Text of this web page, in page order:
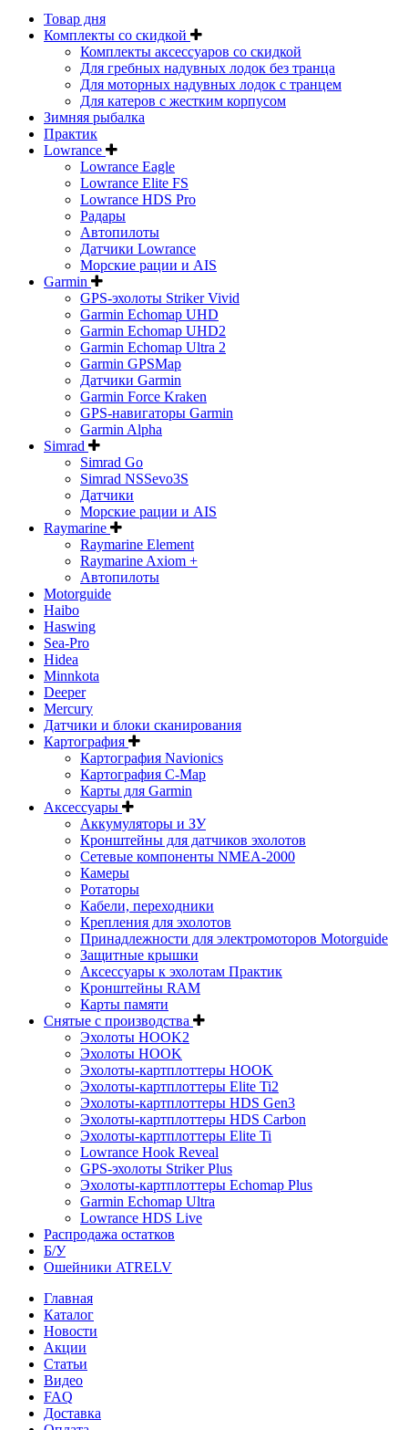
Товар дня
Комплекты со скидкой
Комплекты аксессуаров со скидкой
Для гребных надувных лодок без транца
Для моторных надувных лодок с транцем
Для катеров с жестким корпусом
Зимняя рыбалка
Практик
Lowrance
Lowrance Eagle
Lowrance Elite FS
Lowrance HDS Pro
Радары
Автопилоты
Датчики Lowrance
Морские рации и AIS
Garmin
GPS-эхолоты Striker Vivid
Garmin Echomap UHD
Garmin Echomap UHD2
Garmin Echomap Ultra 2
Garmin GPSMap
Датчики Garmin
Garmin Force Kraken
GPS-навигаторы Garmin
Garmin Alpha
Simrad
Simrad Go
Simrad NSSevo3S
Датчики
Морские рации и AIS
Raymarine
Raymarine Element
Raymarine Axiom +
Автопилоты
Motorguide
Haibo
Haswing
Sea-Pro
Hidea
Minnkota
Deeper
Mercury
Датчики и блоки сканирования
Картография
Картография Navionics
Картография C-Map
Карты для Garmin
Аксессуары
Аккумуляторы и ЗУ
Кронштейны для датчиков эхолотов
Сетевые компоненты NMEA-2000
Камеры
Ротаторы
Кабели, переходники
Крепления для эхолотов
Принадлежности для электромоторов Motorguide
Защитные крышки
Аксессуары к эхолотам Практик
Кронштейны RAM
Карты памяти
Снятые с производства
Эхолоты HOOK2
Эхолоты HOOK
Эхолоты-картплоттеры HOOK
Эхолоты-картплоттеры Elite Ti2
Эхолоты-картплоттеры HDS Gen3
Эхолоты-картплоттеры HDS Carbon
Эхолоты-картплоттеры Elite Ti
Lowrance Hook Reveal
GPS-эхолоты Striker Plus
Эхолоты-картплоттеры Echomap Plus
Garmin Echomap Ultra
Lowrance HDS Live
Распродажа остатков
Б/У
Ошейники ATRELV
Главная
Каталог
Новости
Акции
Статьи
Видео
FAQ
Доставка